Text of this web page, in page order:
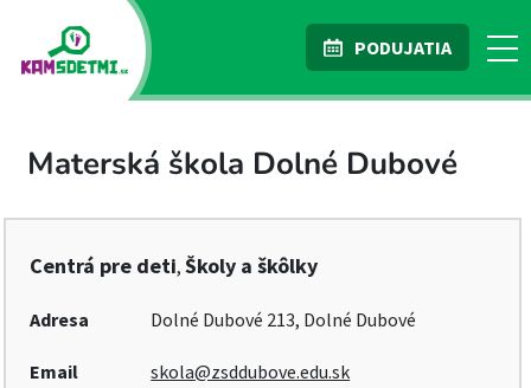
PODUJATIA
Materská škola Dolné Dubové
Centrá pre deti, Školy a škôlky
Adresa Dolné Dubové 213, Dolné Dubové
Email
skola@zsddubove.edu.sk